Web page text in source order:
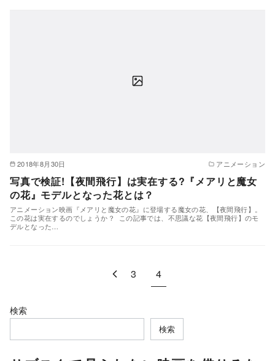
2018年8月30日 アニメーション
写真で検証!【夜間飛行】は実在する?『メアリと魔女
の花』モデルとなった花とは？
アニメーション映画『メアリと魔女の花』に登場する魔女の花、【夜間飛行】。
この花は実在するのでしょうか？ この記事では、不思議な花【夜間飛行】のモ
デルとなった…
3 4
検索
検索